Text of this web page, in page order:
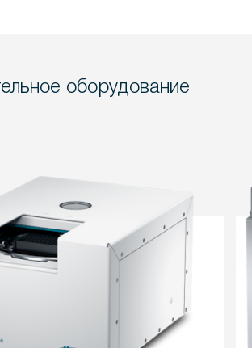
оборудование